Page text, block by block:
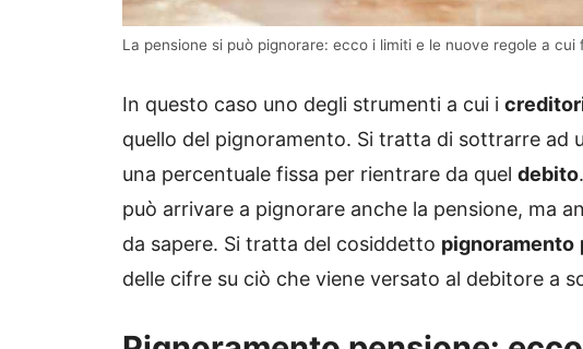
La pensione si può pignorare: ecco i limiti e le nuove regole a
In questo caso uno degli strumenti a cui i
quello del pignoramento. Si tratta di sottrarre ad
una percentuale fissa per rientrare da quel debito
può arrivare a pignorare anche la pensione, ma
da sapere. Si tratta del cosiddetto pignoramento
delle cifre su ciò che viene versato al debitore a